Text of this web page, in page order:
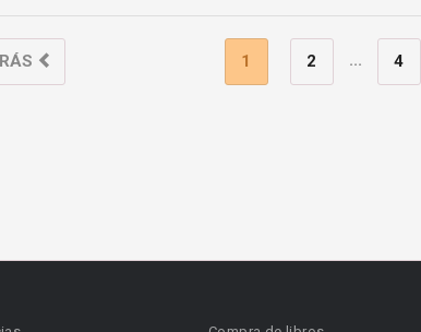
1 2 ... 4